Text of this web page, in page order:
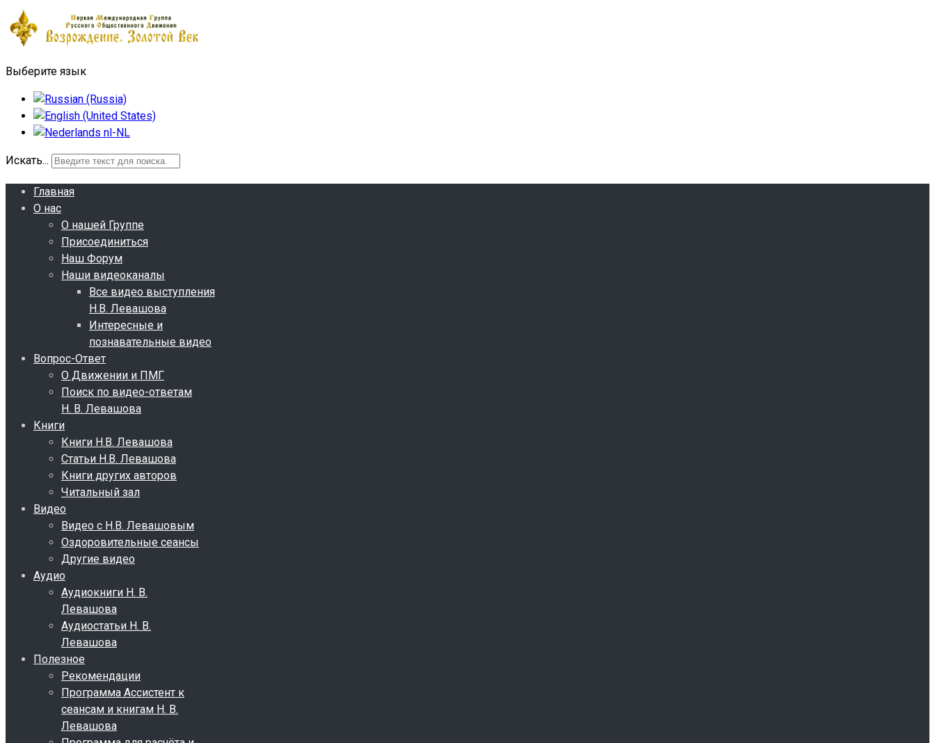
Выберите язык
Искать...
Главная
О нас
О нашей Группе
Присоединиться
Наш Форум
Наши видеоканалы
Все видео выступления
Н.В. Левашова
Интересные и
познавательные видео
Вопрос-Ответ
О Движении и ПМГ
Поиск по видео-ответам
Н. В. Левашова
Книги
Книги Н.В. Левашова
Статьи Н.В. Левашова
Книги других авторов
Читальный зал
Видео
Видео с Н.В. Левашовым
Оздоровительные сеансы
Другие видео
Аудио
Аудиокниги Н. В.
Левашова
Аудиостатьи Н. В.
Левашова
Полезное
Рекомендации
Программа Ассистент к
сеансам и книгам Н. В.
Левашова